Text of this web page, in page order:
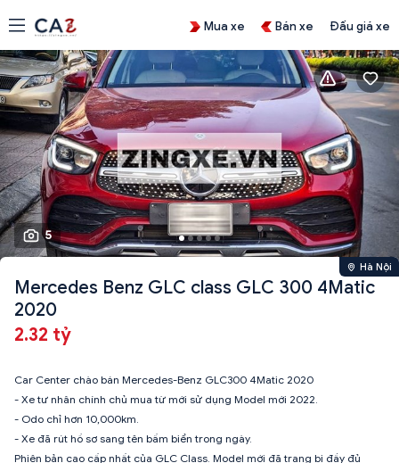
Mua xe Bán xe Đấu giá xe
5
Hà Nội
Mercedes Benz GLC class GLC 300 4Matic
2020
2.32 tỷ
Car Center chào bán Mercedes-Benz GLC300 4Matic 2020
- Xe tư nhân chính chủ mua từ mới sử dụng Model mới 2022.
- Odo chỉ hơn 10,000km.
- Xe đã rút hồ sơ sang tên bấm biển trong ngày.
Phiên bản cao cấp nhất của GLC Class. Model mới đã trang bị đầy đủ